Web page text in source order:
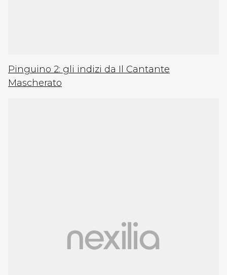
Pinguino 2: gli indizi da Il Cantante
Mascherato